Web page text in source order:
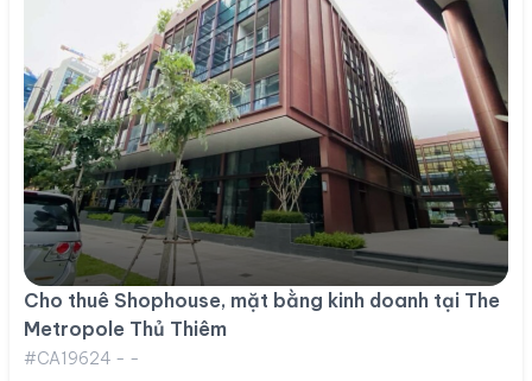
Cho thuê Shophouse, mặt bằng kinh doanh tại The
Metropole Thủ Thiêm
#CA19624 - -